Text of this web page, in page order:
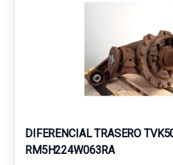
DIFERENCIAL TRASERO
RM5H224W063RA